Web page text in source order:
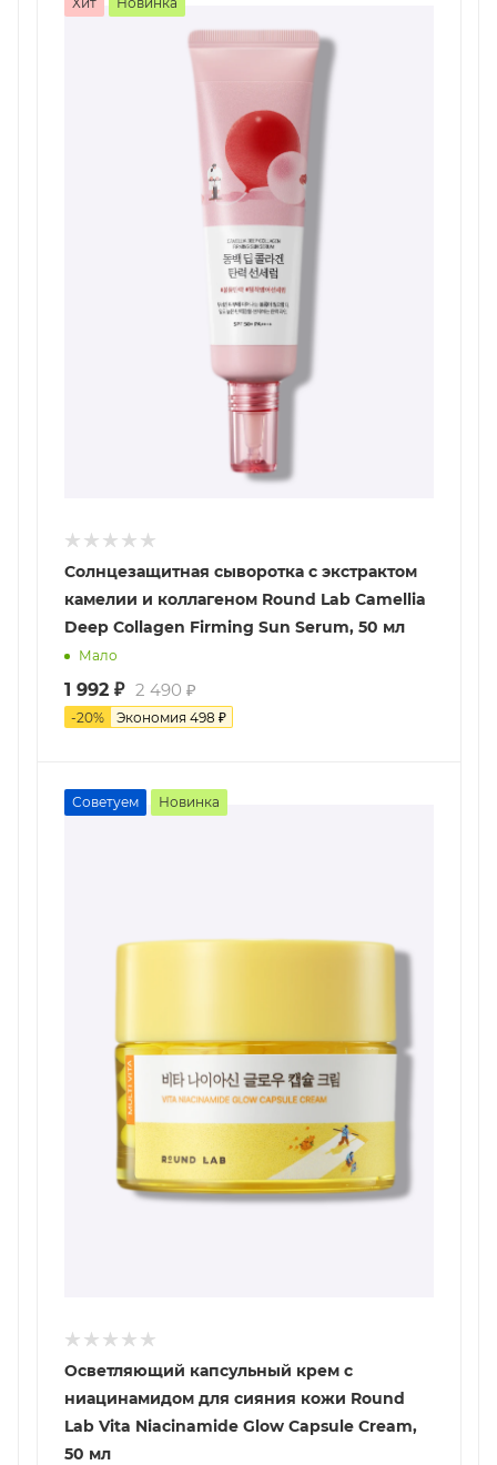
Солнцезащитная сыворотка с экстрактом
камелии и коллагеном Round Lab Camellia
Deep Collagen Firming Sun Serum, 50 мл
Мало
1 992 ₽ 2 490 ₽
-20% Экономия 498 ₽
Советуем Новинка
Осветляющий капсульный крем с
ниацинамидом для сияния кожи Round
Lab Vita Niacinamide Glow Capsule Cream,
50 мл